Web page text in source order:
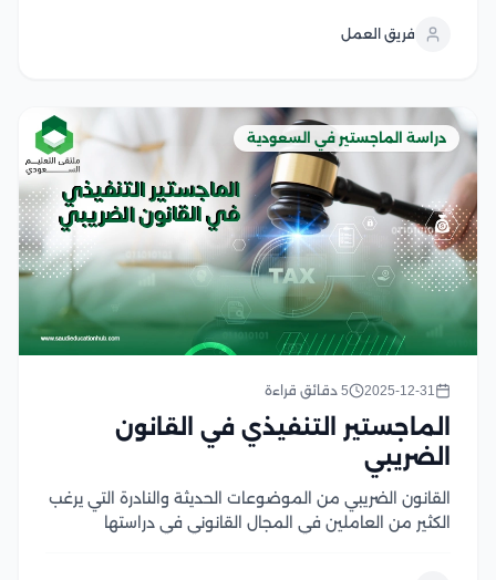
تطوير مهاراتهم الأكاديمية ويعزز من مسيرتهم...
فريق العمل
دراسة الماجستير في السعودية
2025-12-31 5 دقائق قراءة
الماجستير التنفيذي في القانون
الضريبي
القانون الضريبي من الموضوعات الحديثة والنادرة التي يرغب
الكثير من العاملين في المجال القانوني في دراستها